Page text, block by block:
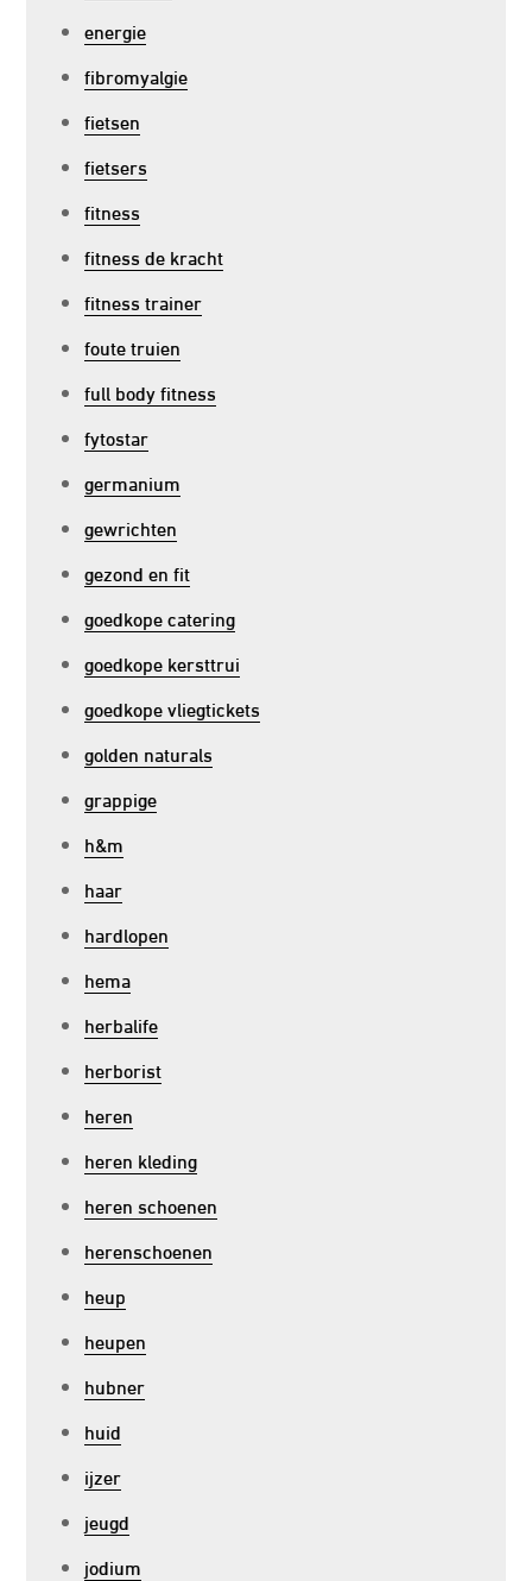
energie
fibromyalgie
fietsen
fietsers
fitness
fitness de kracht
fitness trainer
foute truien
full body fitness
fytostar
germanium
gewrichten
gezond en fit
goedkope catering
goedkope kersttrui
goedkope vliegtickets
golden naturals
grappige
h&m
haar
hardlopen
hema
herbalife
herborist
heren
heren kleding
heren schoenen
herenschoenen
heup
heupen
hubner
huid
ijzer
jeugd
jodium